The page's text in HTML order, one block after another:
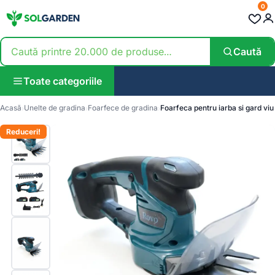
Caută
0
Toate categoriile
Acasă Unelte de gradina Foarfece de gradina Foarfeca pentru iarba si gard
Reduceri!